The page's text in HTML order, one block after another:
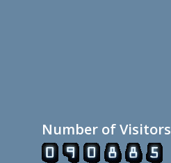
Number of Visitors